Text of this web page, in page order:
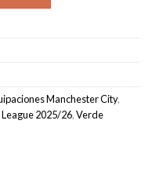
Manchester City,
2025/26,Verde